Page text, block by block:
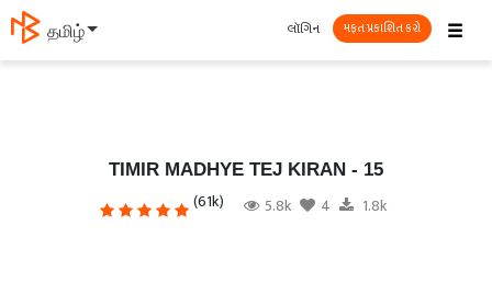
தமிழ் ☰
લૉગિન મફત પ્રકાશિત કરો
TIMIR MADHYE TEJ KIRAN - 15
(61k) 5.8k 4 1.8k